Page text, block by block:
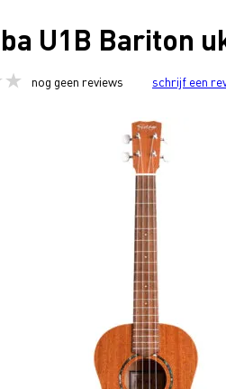
U1B Bariton
nog geen reviews schrijf een